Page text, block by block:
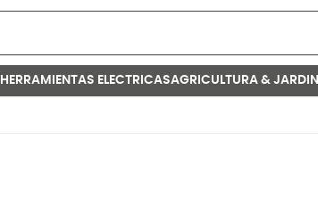
HERRAMIENTAS ELECTRICASAGRICULTURA & JARDIN